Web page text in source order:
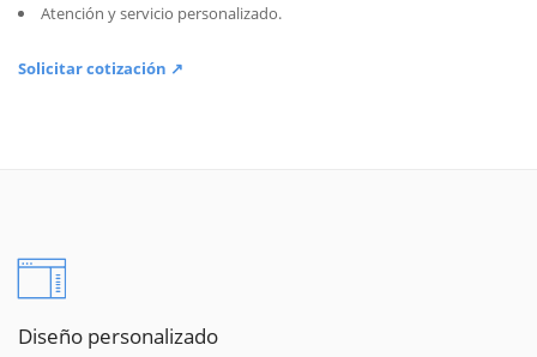
Atención y servicio personalizado.
Solicitar cotización ↗
Diseño personalizado